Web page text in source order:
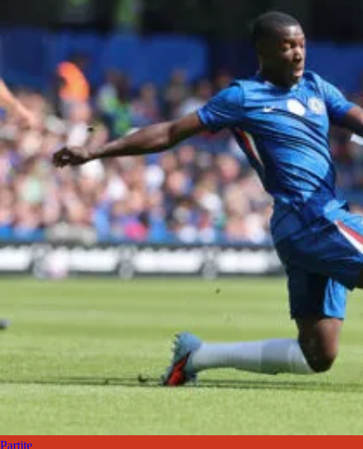
Partite